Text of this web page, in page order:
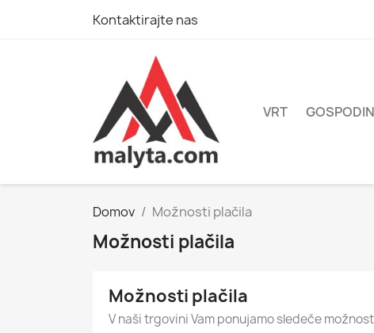
Kontaktirajte nas
VRT
Domov Možnosti plačila
Možnosti plačila
Možnosti plačila
V naši trgovini Vam ponujamo sledeče